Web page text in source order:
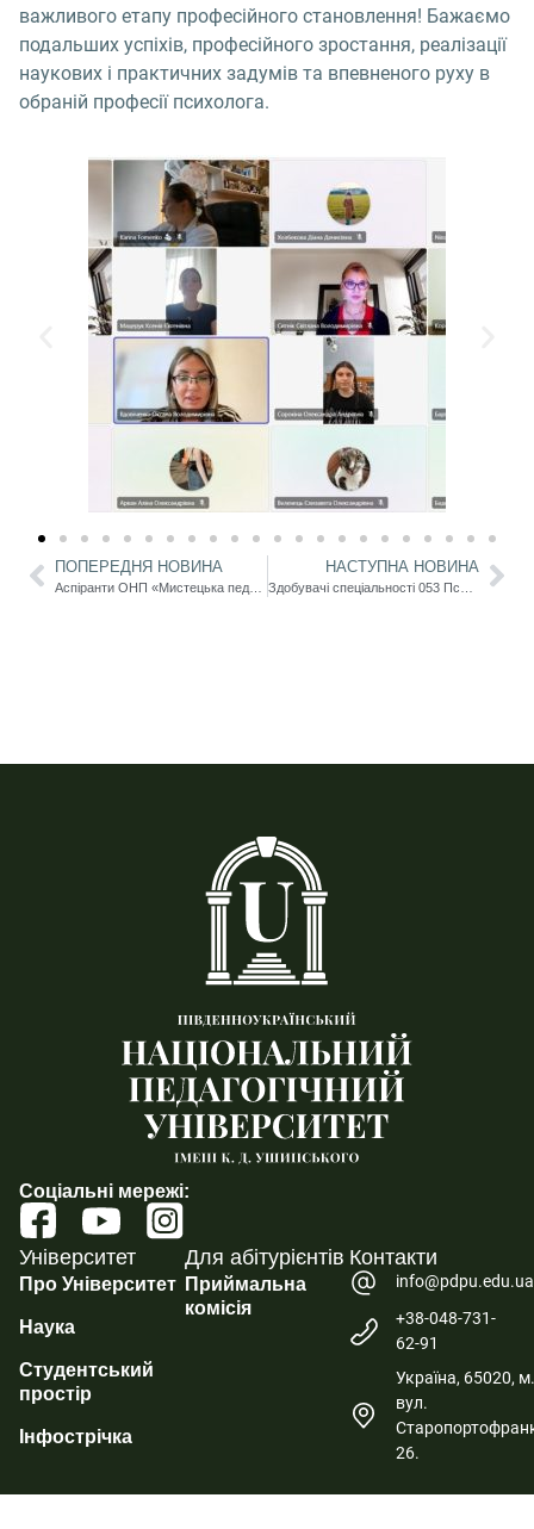
важливого етапу професійного становлення! Бажаємо
подальших успіхів, професійного зростання, реалізації
наукових і практичних задумів та впевненого руху в
обраній професії психолога.
ПОПЕРЕДНЯ НОВИНА НАСТУПНА НОВИНА
Соціальні мережі:
Університет
Про Університет
Наука
Студентський
простір
Інфострічка
Для абітурієнтів
Приймальна
комісія
Контакти
info@pdpu.edu.ua
+38-048-731-
62-91
Україна, 65020,
вул.
26.